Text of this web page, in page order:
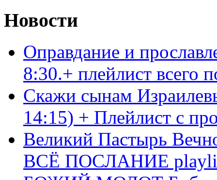
Новости
Оправдание и
8:30.+ плейлист
Скажи сынам
14:15) + Плейлист с
Великий Пастырь
ВСЁ ПОСЛАНИЕ